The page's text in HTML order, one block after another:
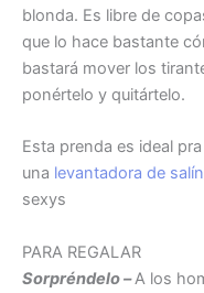
blonda. Es libre de
que lo hace bastante
bastará mover los
ponértelo y quitártelo.
Esta prenda es ideal
una levantadora de salín
sexys
PARA REGALAR
Sorpréndelo –A los